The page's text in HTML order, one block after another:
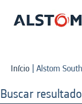
Início | Alstom
Buscar